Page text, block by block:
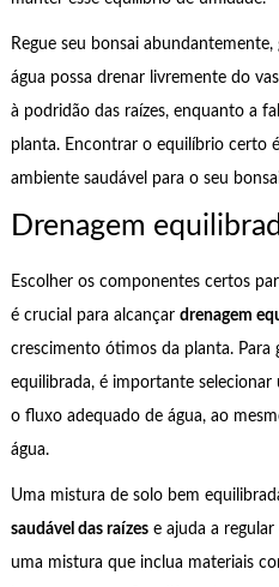
Regue seu bonsai
água possa drenar livremente do
à podridão das raízes, enquanto a
planta. Encontrar o equilíbrio certo
ambiente saudável para o seu
Drenagem
Escolher os componentes certos
é crucial para alcançar drenagem
crescimento ótimos da planta. Para
equilibrada, é importante
o fluxo adequado de água, ao
água.
Uma mistura de solo bem
saudável das raízese ajuda a regular
uma mistura que inclua materiais